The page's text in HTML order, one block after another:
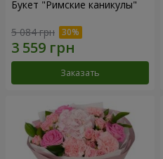
Букет "Римские каникулы"
5 084 грн
Заказать